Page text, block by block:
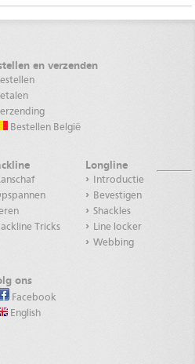
en verzenden
Bestellen België
Tricks
Longline
Introductie
Bevestigen
Shackles
Line locker
Webbing
ons
Facebook
English